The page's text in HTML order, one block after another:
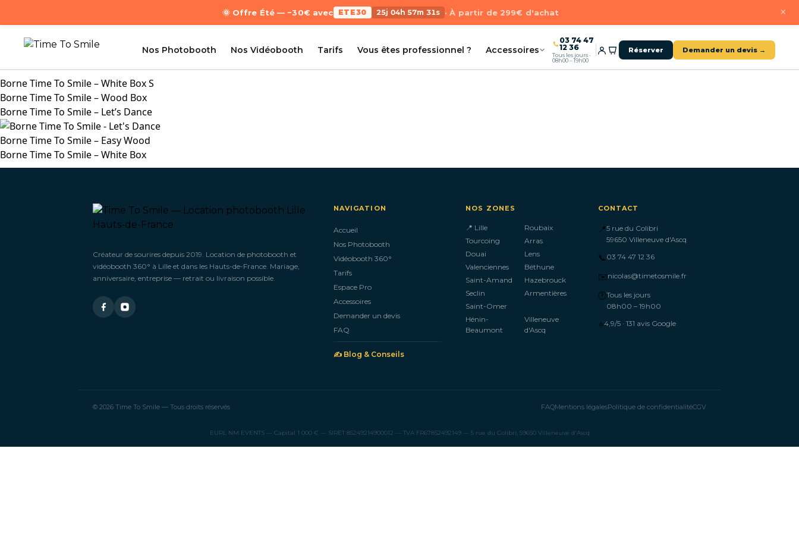
🌞 Offre Été — −30€ avec ETE30 25j 04h 57m 31s · À partir de 299€ d'achat ×
Nos Photobooth Nos Vidéobooth Tarifs Vous êtes professionnel ? Accessoires
03 74 47
12 36
Tous les jours ·
08h00 – 19h00
Réserver Demander un devis →
Borne Time To Smile – White Box S
Borne Time To Smile – Wood Box
Borne Time To Smile – Let’s Dance
Borne Time To Smile – Easy Wood
Borne Time To Smile – White Box
Créateur de sourires depuis 2019. Location de photobooth et
vidéobooth 360° à Lille et dans les Hauts-de-France. Mariage,
anniversaire, entreprise — retrait ou livraison possible.
NAVIGATION
Accueil
Nos Photobooth
Vidéobooth 360°
Tarifs
Espace Pro
Accessoires
Demander un devis
FAQ
✍️ Blog & Conseils
NOS ZONES
📍 Lille
Roubaix
Tourcoing
Arras
Douai
Lens
Valenciennes
Béthune
Saint-Amand
Hazebrouck
Seclin
Armentières
Saint-Omer
Hénin-
Beaumont
Villeneuve
d'Ascq
CONTACT
📍5 rue du Colibri
59650 Villeneuve d'Ascq
📞 03 74 47 12 36
✉️nicolas@timetosmile.fr
🕐Tous les jours
08h00 – 19h00
⭐4,9/5 · 131 avis Google
© 2026 Time To Smile — Tous droits réservés FAQMentions légalesPolitique de confidentialitéCGV
EURL NM EVENTS — Capital 1 000 € — SIRET 85249214900012 — TVA FR67852492149 — 5 rue du Colibri, 59650 Villeneuve d'Ascq